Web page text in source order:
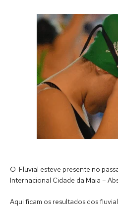
O Fluvial esteve presente no
Internacional Cidade da Maia –
Aqui ficam os resultados dos